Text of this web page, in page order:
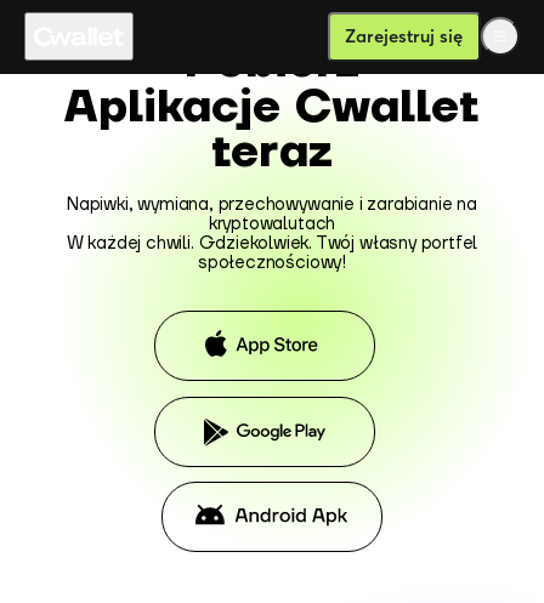
Zarejestruj się
Pobierz
Aplikacje Cwallet
teraz
Napiwki, wymiana, przechowywanie i zarabianie na
kryptowalutach
W każdej chwili. Gdziekolwiek. Twój własny portfel
społecznościowy!